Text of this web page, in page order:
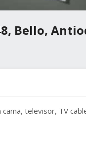
Bello,
televisor, TV